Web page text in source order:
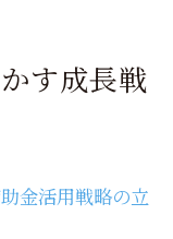
す成長戦
金活用戦略の立